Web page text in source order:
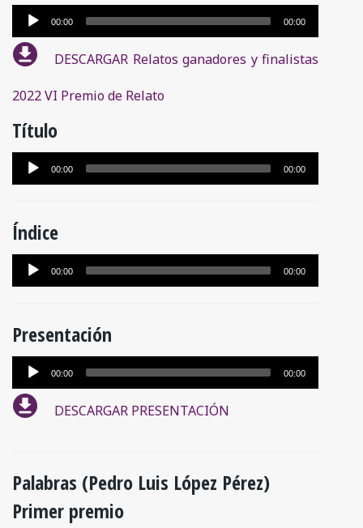
Reproductor
de
audio
00:00 00:00
DESCARGAR Relatos ganadores y finalistas
2022 VI Premio de Relato
Título
Reproductor
de
00:00 00:00
Índice
Reproductor
de
00:00 00:00
Presentación
Reproductor
de
audio
00:00 00:00
DESCARGAR PRESENTACIÓN
Palabras (Pedro Luis López Pérez)
Primer premio